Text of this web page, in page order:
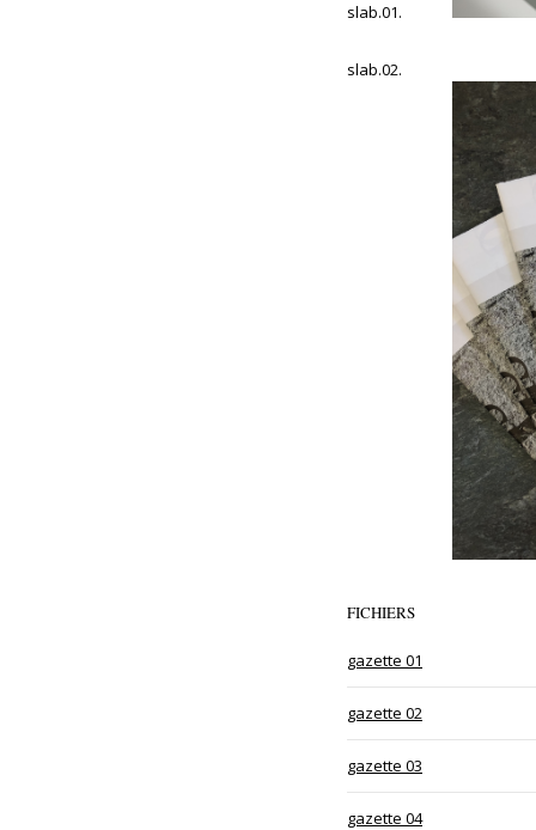
slab.01.
slab.02.
FICHIERS
gazette 01
gazette 02
gazette 03
gazette 04